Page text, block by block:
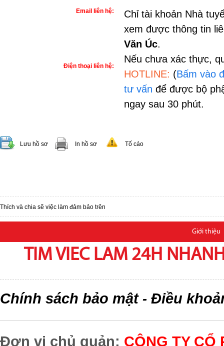
Email liên hệ:
Chỉ tài khoản Nhà
xem được thông tin
Văn Úc.
Nếu chưa xác thực,
HOTLINE: (Bấm vào
tư vấn để được bộ
ngay sau 30 phút.
Điện thoại liên hệ:
Lưu hồ sơ In hồ sơ Tố cáo
Thích và chia sẽ việc làm đảm bảo trên
Giới thiệu
TIM VIEC LAM 24H
Chính sách bảo mật- Điều
Đơn vị chủ quản: CÔNG TY CỔ